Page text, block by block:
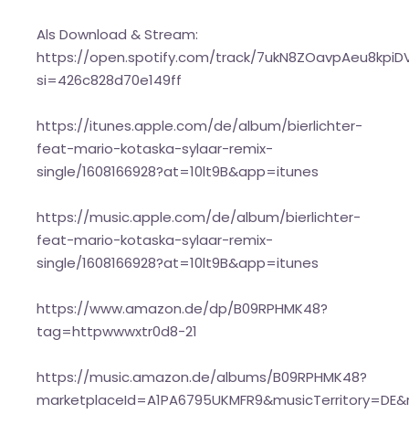
Als Download & Stream:
https://open.spotify.com/track/
si=426c828d70e149ff
https://itunes.apple.com/de/album/bierlichter-
feat-mario-kotaska-sylaar-remix-
single/1608166928?at=10lt9B&app=itunes
https://music.apple.com/de/album/bierlichter-
feat-mario-kotaska-sylaar-remix-
single/1608166928?at=10lt9B&app=itunes
https://www.amazon.de/dp/B09RPHMK48?
tag=httpwwwxtr0d8-21
https://music.amazon.de/albums/B09RPHMK48?